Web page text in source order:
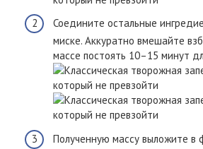
Соедините остальные
миске. Аккуратно вмешайте
массе постоять 10–15 минут
Полученную массу выложите в